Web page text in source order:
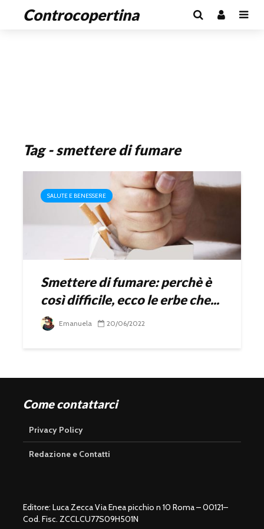
Controcopertina
Tag - smettere di fumare
SALUTE E BENESSERE
Smettere di fumare: perchè è
così difficile, ecco le erbe che...
Emanuela 20/06/2022
Come contattarci
Privacy Policy
Redazione e Contatti
Editore: Luca Zecca Via Enea picchio n 10 Roma – 00121–
Cod. Fisc. ZCCLCU77S09H501N